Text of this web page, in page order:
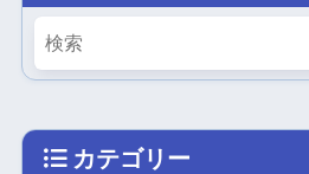
カテゴリー